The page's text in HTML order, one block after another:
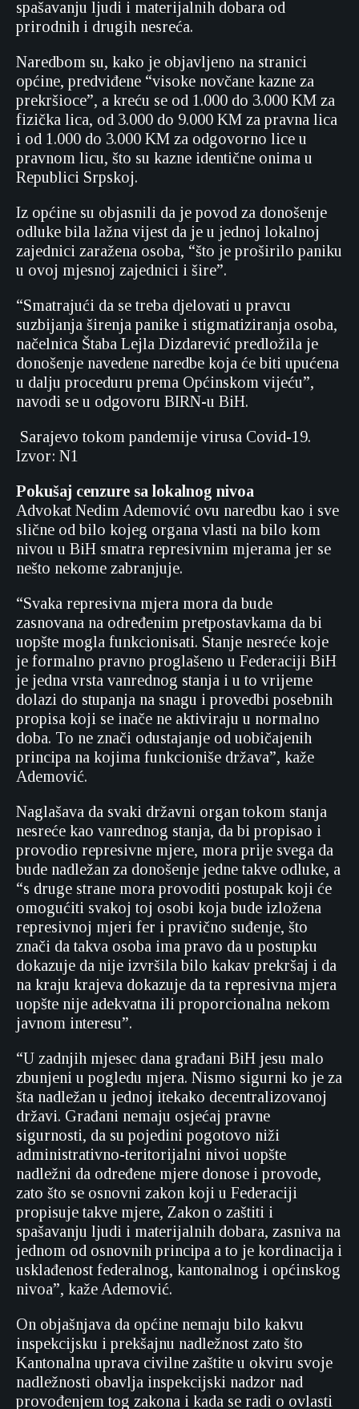
spašavanju ljudi i materijalnih dobara od
prirodnih i drugih nesreća.
Naredbom su, kako je objavljeno na stranici
općine, predviđene “visoke novčane kazne za
prekršioce”, a kreću se od 1.000 do 3.000 KM za
fizička lica, od 3.000 do 9.000 KM za pravna lica
i od 1.000 do 3.000 KM za odgovorno lice u
pravnom licu, što su kazne identične onima u
Republici Srpskoj.
Iz općine su objasnili da je povod za donošenje
odluke bila lažna vijest da je u jednoj lokalnoj
zajednici zaražena osoba, “što je proširilo paniku
u ovoj mjesnoj zajednici i šire”.
“Smatrajući da se treba djelovati u pravcu
suzbijanja širenja panike i stigmatiziranja osoba,
načelnica Štaba Lejla Dizdarević predložila je
donošenje navedene naredbe koja će biti upućena
u dalju proceduru prema Općinskom vijeću”,
navodi se u odgovoru BIRN-u BiH.
Sarajevo tokom pandemije virusa Covid-19.
Izvor: N1
Pokušaj cenzure sa lokalnog nivoa
Advokat Nedim Ademović ovu naredbu kao i sve
slične od bilo kojeg organa vlasti na bilo kom
nivou u BiH smatra represivnim mjerama jer se
nešto nekome zabranjuje.
“Svaka represivna mjera mora da bude
zasnovana na određenim pretpostavkama da bi
uopšte mogla funkcionisati. Stanje nesreće koje
je formalno pravno proglašeno u Federaciji BiH
je jedna vrsta vanrednog stanja i u to vrijeme
dolazi do stupanja na snagu i provedbi posebnih
propisa koji se inače ne aktiviraju u normalno
doba. To ne znači odustajanje od uobičajenih
principa na kojima funkcioniše država”, kaže
Ademović.
Naglašava da svaki državni organ tokom stanja
nesreće kao vanrednog stanja, da bi propisao i
provodio represivne mjere, mora prije svega da
bude nadležan za donošenje jedne takve odluke, a
“s druge strane mora provoditi postupak koji će
omogućiti svakoj toj osobi koja bude izložena
represivnoj mjeri fer i pravično suđenje, što
znači da takva osoba ima pravo da u postupku
dokazuje da nije izvršila bilo kakav prekršaj i da
na kraju krajeva dokazuje da ta represivna mjera
uopšte nije adekvatna ili proporcionalna nekom
javnom interesu”.
“U zadnjih mjesec dana građani BiH jesu malo
zbunjeni u pogledu mjera. Nismo sigurni ko je za
šta nadležan u jednoj itekako decentralizovanoj
državi. Građani nemaju osjećaj pravne
sigurnosti, da su pojedini pogotovo niži
administrativno-teritorijalni nivoi uopšte
nadležni da određene mjere donose i provode,
zato što se osnovni zakon koji u Federaciji
propisuje takve mjere, Zakon o zaštiti i
spašavanju ljudi i materijalnih dobara, zasniva na
jednom od osnovnih principa a to je kordinacija i
usklađenost federalnog, kantonalnog i općinskog
nivoa”, kaže Ademović.
On objašnjava da općine nemaju bilo kakvu
inspekcijsku i prekšajnu nadležnost zato što
Kantonalna uprava civilne zaštite u okviru svoje
nadležnosti obavlja inspekcijski nadzor nad
provođenjem tog zakona i kada se radi o ovlasti